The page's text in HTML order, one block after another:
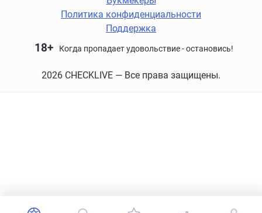
Политика конфиденциальности
Поддержка
18+ Когда пропадает удовольствие - остановись!
2026 CHECKLIVE — Все права защищены.